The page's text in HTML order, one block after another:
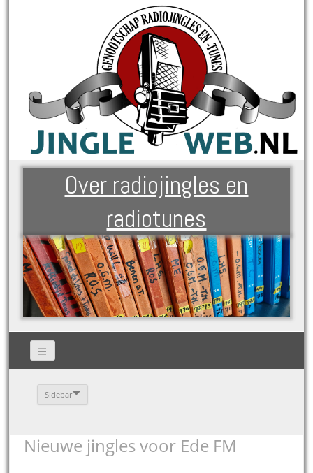
Over radiojingles en
radiotunes
Sidebar
Nieuwe jingles voor Ede FM